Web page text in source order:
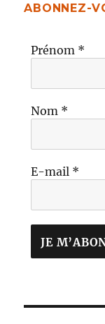
ABONNEZ-
Prénom *
Nom *
E-mail *